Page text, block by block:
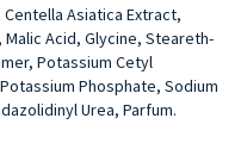
Asiatica Extract,
Acid, Glycine, Ste­areth-
Potassium Cetyl
Phosphate, Sodium
Urea, Parfum.